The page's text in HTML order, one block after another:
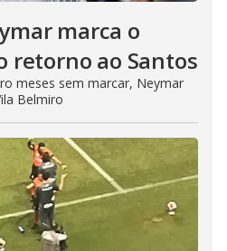
marca o
retorno ao Santos
meses sem marcar, Neymar
Belmiro